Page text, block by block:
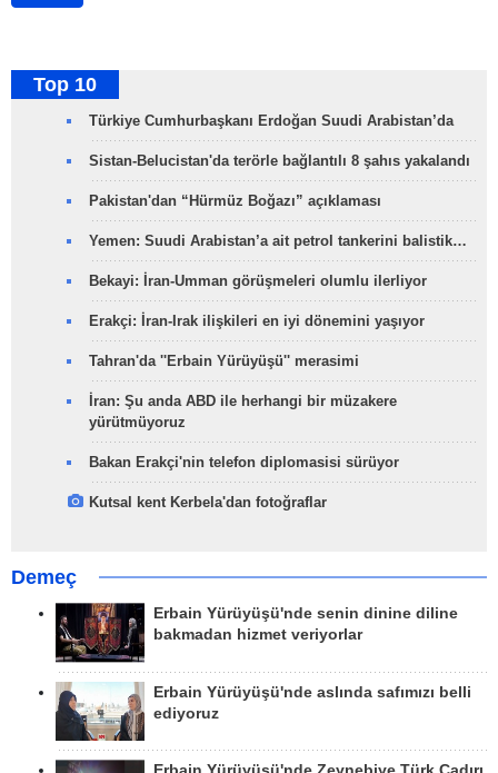
Top 10
Türkiye Cumhurbaşkanı Erdoğan Suudi Arabistan’da
Sistan-Belucistan'da terörle bağlantılı 8 şahıs yakalandı
Pakistan'dan “Hürmüz Boğazı” açıklaması
Yemen: Suudi Arabistan’a ait petrol tankerini balistik…
Bekayi: İran-Umman görüşmeleri olumlu ilerliyor
Erakçi: İran-Irak ilişkileri en iyi dönemini yaşıyor
Tahran'da ''Erbain Yürüyüşü'' merasimi
İran: Şu anda ABD ile herhangi bir müzakere
yürütmüyoruz
Bakan Erakçi'nin telefon diplomasisi sürüyor
Kutsal kent Kerbela'dan fotoğraflar
Demeç
Erbain Yürüyüşü'nde senin dinine diline
bakmadan hizmet veriyorlar
Erbain Yürüyüşü'nde aslında safımızı belli
ediyoruz